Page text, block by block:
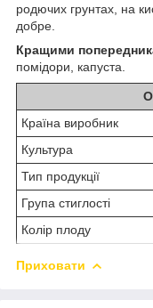
родючих грунтах, на
добре.
Кращими
помідори, капуста.
Країна виробник
Культура
Тип продукції
Група стиглості
Колір плоду
Приховати